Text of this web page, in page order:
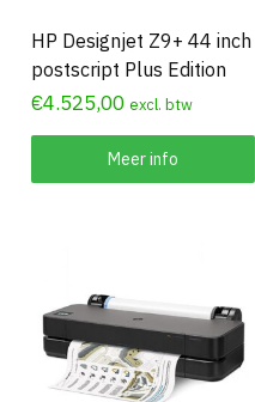
HP Designjet Z9+ 44 inch
postscript Plus Edition
€4.525,00 excl. btw
Meer info